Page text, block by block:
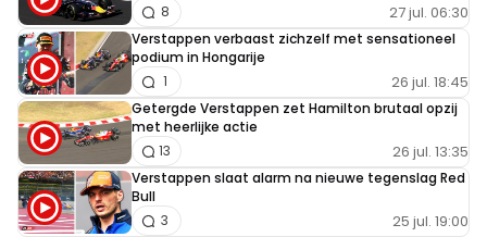
27 jul. 06:30
8
Verstappen verbaast zichzelf met sensationeel
podium in Hongarije
26 jul. 18:45
1
Getergde Verstappen zet Hamilton brutaal opzij
met heerlijke actie
26 jul. 13:35
13
Verstappen slaat alarm na nieuwe tegenslag Red
Bull
25 jul. 19:00
3